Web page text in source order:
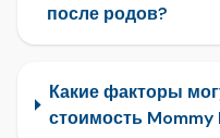
после родов?
Какие факторы
стоимость Mommy